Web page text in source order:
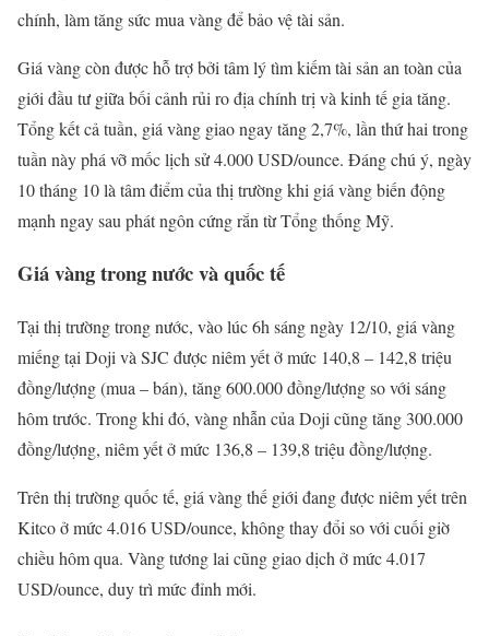
chính, làm tăng sức mua vàng để bảo vệ tài sản.
Giá vàng còn được hỗ trợ bởi tâm lý tìm kiếm tài sản an toàn của
giới đầu tư giữa bối cảnh rủi ro địa chính trị và kinh tế gia tăng.
Tổng kết cả tuần, giá vàng giao ngay tăng 2,7%, lần thứ hai trong
tuần này phá vỡ mốc lịch sử 4.000 USD/ounce. Đáng chú ý, ngày
10 tháng 10 là tâm điểm của thị trường khi giá vàng biến động
mạnh ngay sau phát ngôn cứng rắn từ Tổng thống Mỹ.
Giá vàng trong nước và quốc tế
Tại thị trường trong nước, vào lúc 6h sáng ngày 12/10, giá vàng
miếng tại Doji và SJC được niêm yết ở mức 140,8 – 142,8 triệu
đồng/lượng (mua – bán), tăng 600.000 đồng/lượng so với sáng
hôm trước. Trong khi đó, vàng nhẫn của Doji cũng tăng 300.000
đồng/lượng, niêm yết ở mức 136,8 – 139,8 triệu đồng/lượng.
Trên thị trường quốc tế, giá vàng thế giới đang được niêm yết trên
Kitco ở mức 4.016 USD/ounce, không thay đổi so với cuối giờ
chiều hôm qua. Vàng tương lai cũng giao dịch ở mức 4.017
USD/ounce, duy trì mức đỉnh mới.